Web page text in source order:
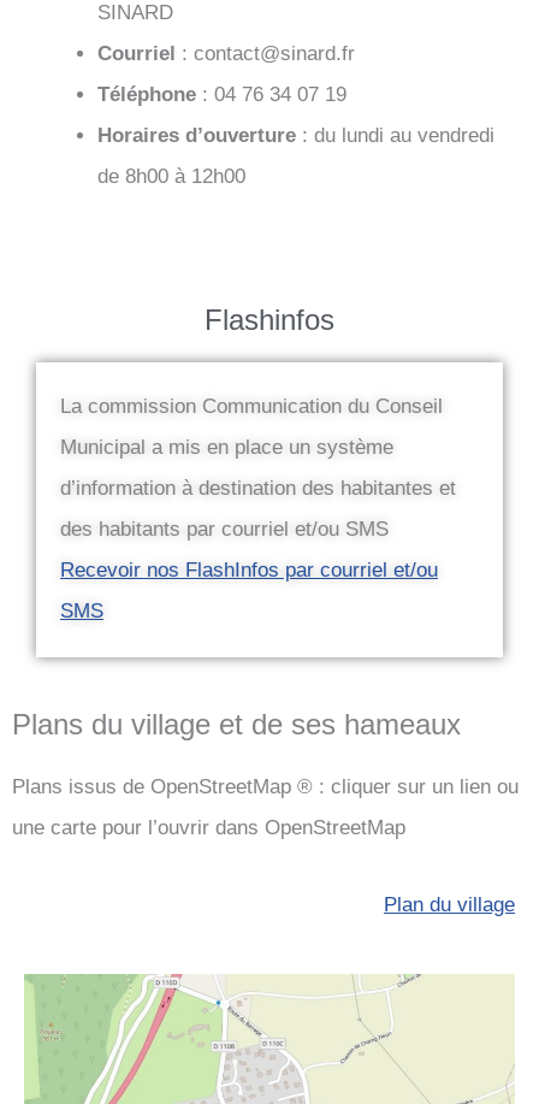
SINARD
Courriel : contact@sinard.fr
Téléphone : 04 76 34 07 19
Horaires d’ouverture : du lundi au vendredi
de 8h00 à 12h00
Flashinfos
La commission Communication du Conseil
Municipal a mis en place un système
d’information à destination des habitantes et
des habitants par courriel et/ou SMS
Recevoir nos FlashInfos par courriel et/ou
SMS
Plans du village et de ses hameaux
Plans issus de OpenStreetMap ® : cliquer sur un lien ou
une carte pour l’ouvrir dans OpenStreetMap
Plan du village